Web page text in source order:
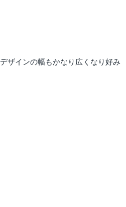
ザインの幅もかなり広くなり好み